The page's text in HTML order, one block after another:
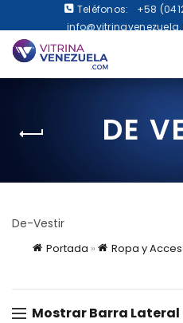
Teléfonos: +58
DE
De-Vestir
Portada » Ropa y
Mostrar Barra Lateral